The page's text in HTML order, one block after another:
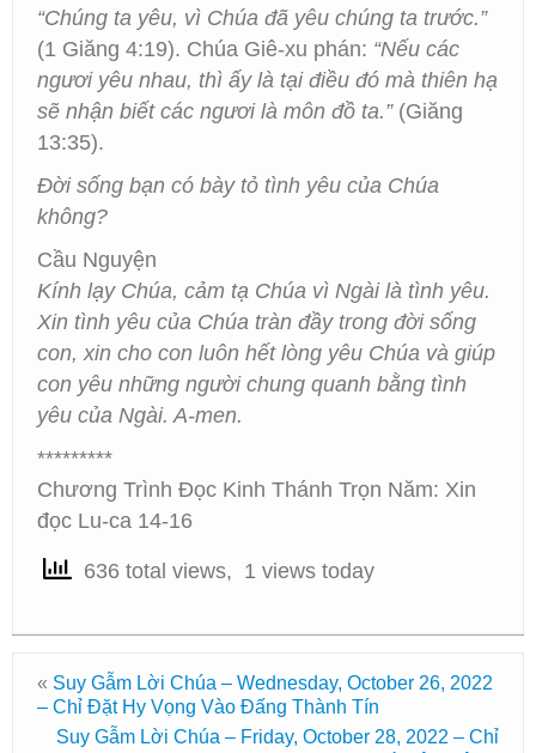
“Chúng ta yêu, vì Chúa đã yêu chúng ta trước.”
(1 Giăng 4:19). Chúa Giê-xu phán: “Nếu các
ngươi yêu nhau, thì ấy là tại điều đó mà thiên hạ
sẽ nhận biết các ngươi là môn đồ ta.”(Giăng
13:35).
Đời sống bạn có bày tỏ tình yêu của Chúa
không?
Cầu Nguyện
Kính lạy Chúa, cảm tạ Chúa vì Ngài là tình yêu.
Xin tình yêu của Chúa tràn đầy trong đời sống
con, xin cho con luôn hết lòng yêu Chúa và giúp
con yêu những người chung quanh bằng tình
yêu của Ngài. A-men.
*********
Chương Trình Đọc Kinh Thánh Trọn Năm: Xin
đọc Lu-ca 14-16
636 total views, 1 views today
« Suy Gẫm Lời Chúa – Wednesday, October 26, 2022
– Chỉ Đặt Hy Vọng Vào Đấng Thành Tín
Suy Gẫm Lời Chúa – Friday, October 28, 2022 – Chỉ